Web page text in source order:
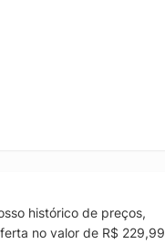
histórico de preços,
no valor de R$ 229,99